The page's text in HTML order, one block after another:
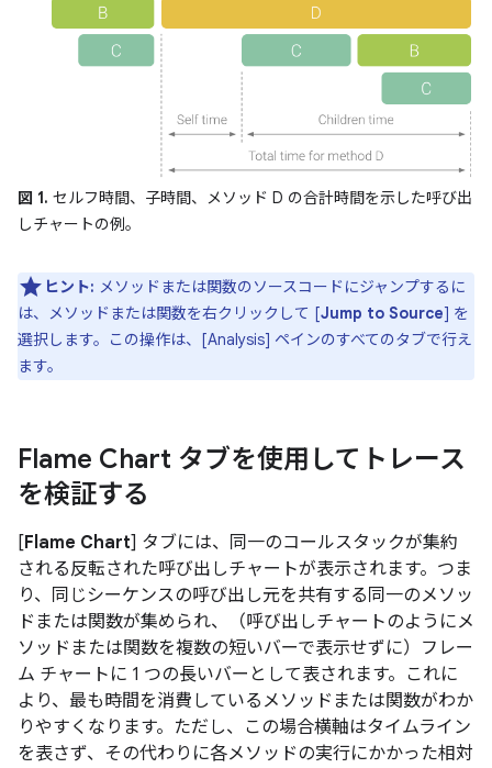
図 1. セルフ時間、子時間、メソッド D の合計時間を示した呼び出
しチャートの例。
ヒント: メソッドまたは関数のソースコードにジャンプするに
は、メソッドまたは関数を右クリックして [Jump to Source] を
選択します。この操作は、[Analysis] ペインのすべてのタブで行え
ます。
Flame Chart タブを使用してトレース
を検証する
[Flame Chart] タブには、同一のコールスタックが集約
される反転された呼び出しチャートが表示されます。つま
り、同じシーケンスの呼び出し元を共有する同一のメソッ
ドまたは関数が集められ、（呼び出しチャートのようにメ
ソッドまたは関数を複数の短いバーで表示せずに）フレー
ム チャートに 1 つの長いバーとして表されます。これに
より、最も時間を消費しているメソッドまたは関数がわか
りやすくなります。ただし、この場合横軸はタイムライン
を表さず、その代わりに各メソッドの実行にかかった相対